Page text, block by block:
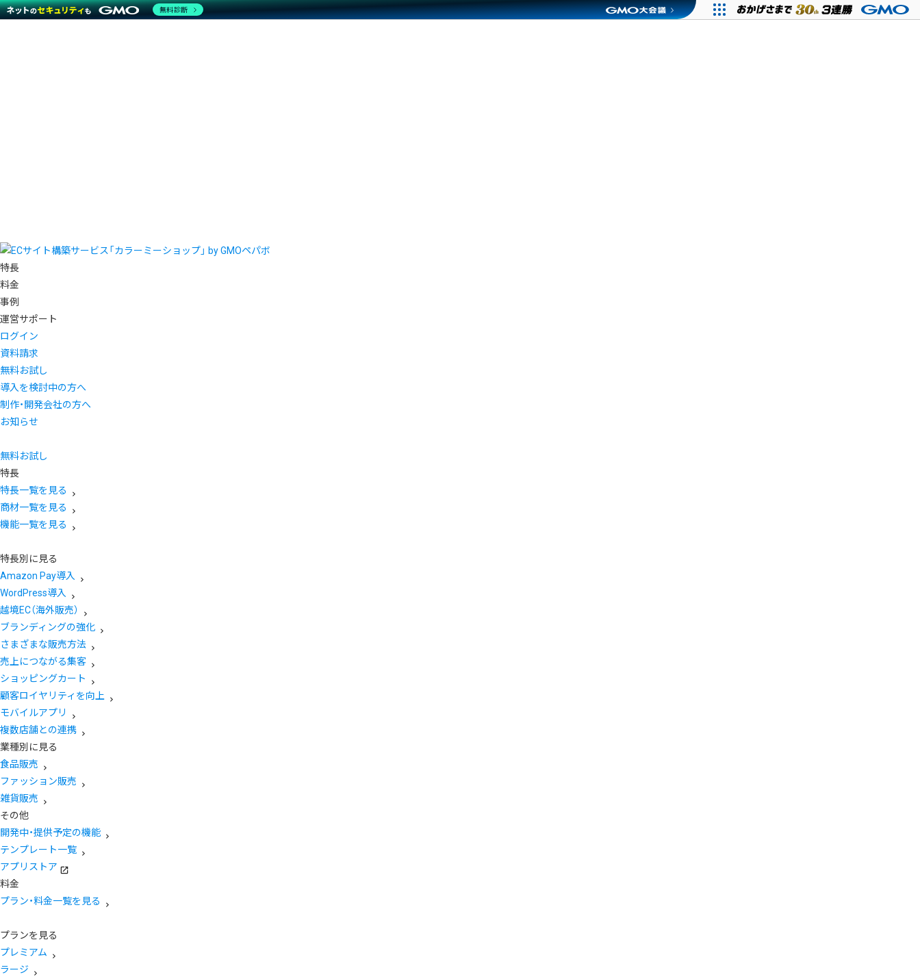
特長
料金
事例
運営サポート
ログイン
資料請求
無料お試し
導入を検討中の方へ
制作・開発会社の方へ
お知らせ
無料お試し
特長
特長一覧を見る
商材一覧を見る
機能一覧を見る
特長別に見る
Amazon Pay導入
WordPress導入
越境EC（海外販売）
ブランディングの強化
さまざまな販売方法
売上につながる集客
ショッピングカート
顧客ロイヤリティを向上
モバイルアプリ
複数店舗との連携
業種別に見る
食品販売
ファッション販売
雑貨販売
その他
開発中・提供予定の機能
テンプレート一覧
アプリストア
料金
プラン・料金一覧を見る
プランを見る
プレミアム
ラージ
無料診断